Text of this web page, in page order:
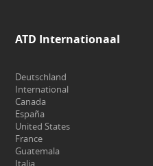
ATD Internationaal
Deutschland
International
Canada
España
United States
France
Guatemala
Italia